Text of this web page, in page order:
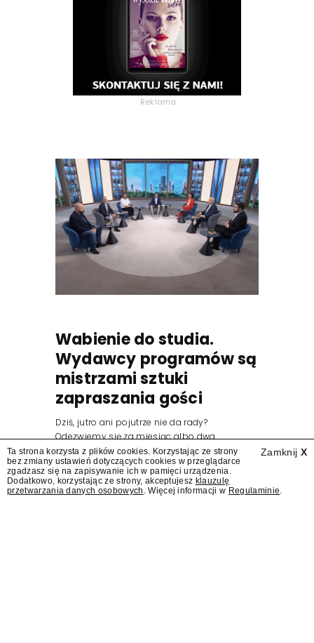
Reklama
Wabienie do studia.
Wydawcy programów są
mistrzami sztuki
zapraszania gości
Dziś, jutro ani pojutrze nie da rady?
Odezwiemy się za miesiąc albo dwa.
Wydawcy programów są mistrzami sztuki
zapraszania gości.
Zamknij X
Ta strona korzysta z plików cookies. Korzystając ze strony
bez zmiany ustawień dotyczących cookies w przeglądarce
zgadzasz się na zapisywanie ich w pamięci urządzenia.
Dodatkowo, korzystając ze strony, akceptujesz klauzulę
przetwarzania danych osobowych . Więcej informacji w Regulaminie.